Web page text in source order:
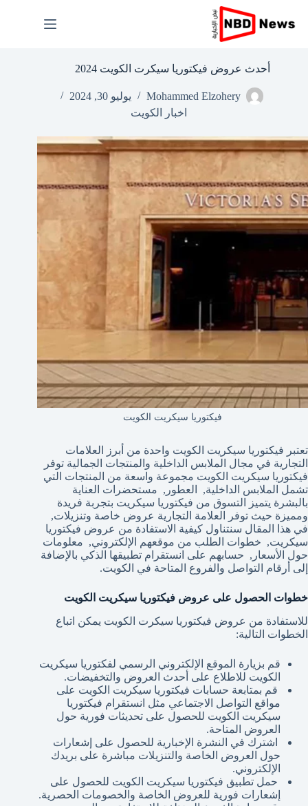
إلى
المحتوى
أحدث عروض فيكتوريا سيكرت الكويت 2024
Mohammed Elzohery
يوليو 30, 2024
اخبار الكويت
فيكتوريا سيكريت الكويت
تعتبر فيكتوريا سيكريت الكويت واحدة من أبرز العلامات
التجارية في مجال الملابس الداخلية والمنتجات الجمالية توفر
فيكتوريا سيكريت الكويت مجموعة واسعة من المنتجات التي
تشمل الملابس الداخلية, العطور, مستحضرات العناية
بالبشرة يتميز التسوق من فيكتوريا سيكريت بتجربة فريدة
ومميزة حيث توفر العلامة التجارية عروض خاصة وتنزيلات,
في هذا المقال سنتناول كيفية الاستفادة من عروض فيكتوريا
سيكريت, خطوات الطلب من موقعهم الإلكتروني, معلومات
حول الأسعار, حسابهم على انستقرام تطبيقها الذكي بالإضافة
إلى أرقام التواصل والفروع المتاحة في الكويت.
خطوات الحصول على عروض فيكتوريا سيكريت الكويت
للاستفادة من عروض فيكتوريا سيكرت الكويت يمكن اتباع
الخطوات التالية:
قم بزيارة الموقع الإلكتروني الرسمي لفكتوريا سيكريت
الكويت للاطلاع على أحدث العروض والتخفيضات.
قم بمتابعة حسابات فيكتوريا سيكريت الكويت على
مواقع التواصل الاجتماعي مثل انستقرام فيكتوريا
سيكريت الكويت للحصول على تحديثات فورية حول
العروض المتاحة.
اشترك في النشرة الإخبارية للحصول على إشعارات
حول العروض الخاصة والتنزيلات مباشرة على بريدك
الإلكتروني.
حمل تطبيق فيكتوريا سيكريت الكويت للحصول على
إشعارات فورية للعروض الخاصة والخصومات الحصرية.